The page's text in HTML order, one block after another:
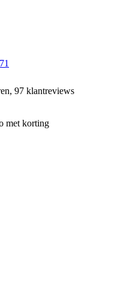
97 klantreviews
met korting